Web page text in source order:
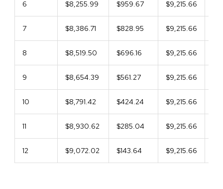
6 $8,255.99 $959.67 $9,215.66
7 $8,386.71 $828.95 $9,215.66
8 $8,519.50 $696.16 $9,215.66
9 $8,654.39 $561.27 $9,215.66
10 $8,791.42 $424.24 $9,215.66
11 $8,930.62 $285.04 $9,215.66
12 $9,072.02 $143.64 $9,215.66